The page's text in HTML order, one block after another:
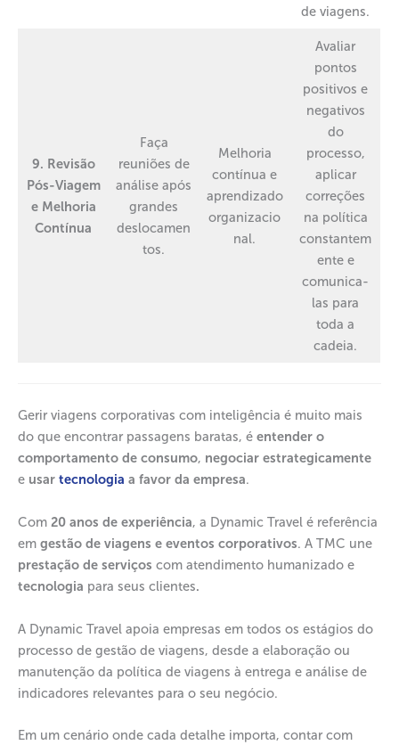
de viagens.
9. Revisão
Pós-Viagem
e Melhoria
Contínua
Faça
reuniões de
análise após
grandes
deslocamen
tos.
Melhoria
contínua e
aprendizado
organizacio
nal.
Avaliar
pontos
positivos e
negativos
do
processo,
aplicar
correções
na política
constantem
ente e
comunica-
las para
toda a
cadeia.
Gerir viagens corporativas com inteligência é muito mais
do que encontrar passagens baratas, é entender o
comportamento de consumo, negociar estrategicamente
e usar tecnologia a favor da empresa.
Com 20 anos de experiência, a Dynamic Travel é referência
em gestão de viagens e eventos corporativos. A TMC une
prestação de serviços com atendimento humanizado e
tecnologia para seus clientes.
A Dynamic Travel apoia empresas em todos os estágios do
processo de gestão de viagens, desde a elaboração ou
manutenção da política de viagens à entrega e análise de
indicadores relevantes para o seu negócio.
Em um cenário onde cada detalhe importa, contar com